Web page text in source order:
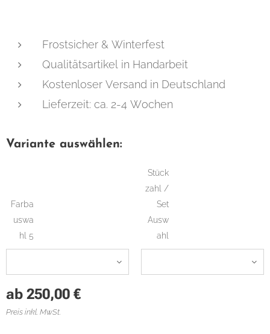
Frostsicher & Winterfest
Qualitätsartikel in Handarbeit
Kostenloser Versand in Deutschland
Lieferzeit: ca. 2-4 Wochen
Variante auswählen:
Farba
uswa
hl 5
Stück
zahl /
Set
Ausw
ahl
ab 250,00 €
Preis inkl. MwSt.